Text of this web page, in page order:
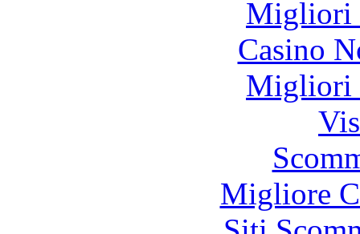
Migliori
Casino
Migliori
Migliore